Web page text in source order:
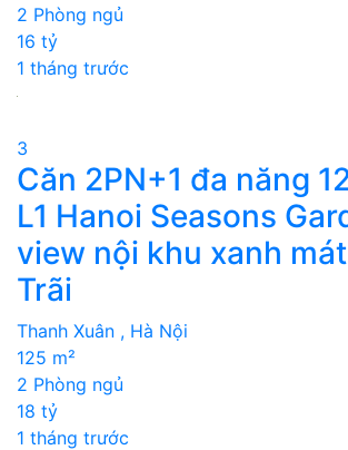
2 Phòng ngủ
16 tỷ
1 tháng trước
3
Căn 2PN+1 đa năng
L1 Hanoi Seasons
view nội khu xanh
Trãi
Thanh Xuân , Hà Nội
125 m²
2 Phòng ngủ
18 tỷ
1 tháng trước